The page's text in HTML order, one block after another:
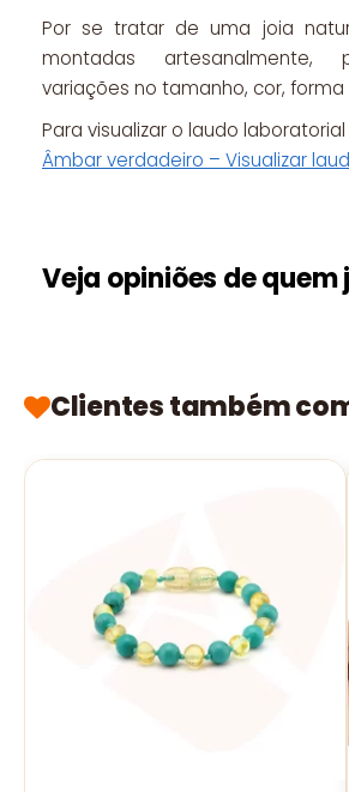
Por se tratar de uma joia
montadas artesanalmente,
variações no tamanho, cor,
Para visualizar o laudo
Âmbar verdadeiro – Visualizar
Veja opiniões de
Clientes também